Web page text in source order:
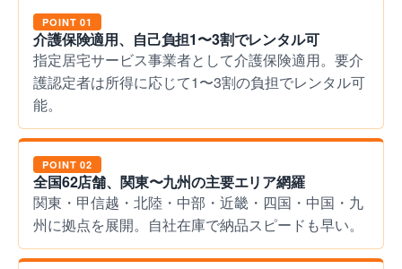
POINT 01
介護保険適用、自己負担1〜3割でレンタル可
指定居宅サービス事業者として介護保険適用。要介
護認定者は所得に応じて1〜3割の負担でレンタル可
能。
POINT 02
全国62店舗、関東〜九州の主要エリア網羅
関東・甲信越・北陸・中部・近畿・四国・中国・九
州に拠点を展開。自社在庫で納品スピードも早い。